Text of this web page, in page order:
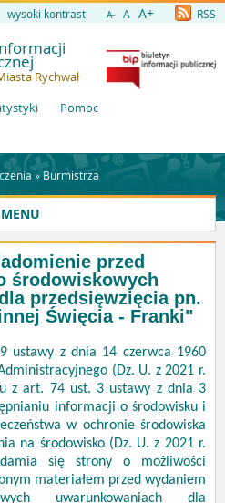
wysoki kontrast A- A A+ RSS
Rychwał
Pomoc
» Burmistrza
MENU
przed
środowiskowych
przedsięwzięcia pn.
Święcia - Franki"
ustawy z dnia 14 czerwca 1960
(Dz. U. z 2021 r.
z art. 74 ust. 3 ustawy z dnia 3
informacji o środowisku i
w ochronie środowiska
na środowisko (Dz. U. z 2021 r.
się strony o możliwości
materiałem przed wydaniem
uwarunkowaniach
dla